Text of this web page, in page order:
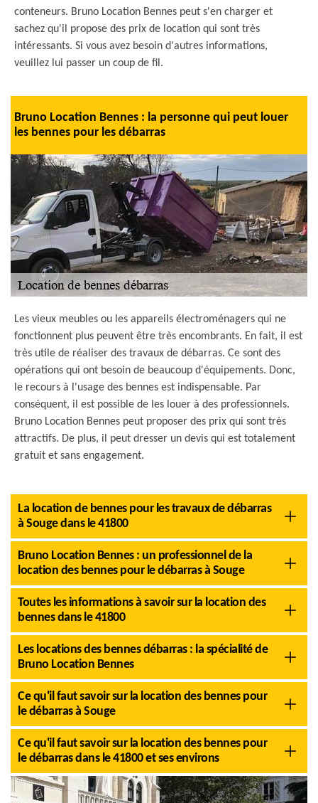
conteneurs. Bruno Location Bennes peut s'en charger et
sachez qu'il propose des prix de location qui sont très
intéressants. Si vous avez besoin d'autres informations,
veuillez lui passer un coup de fil.
Bruno Location Bennes : la personne qui peut louer
les bennes pour les débarras
Les vieux meubles ou les appareils électroménagers qui ne
fonctionnent plus peuvent être très encombrants. En fait, il est
très utile de réaliser des travaux de débarras. Ce sont des
opérations qui ont besoin de beaucoup d'équipements. Donc,
le recours à l'usage des bennes est indispensable. Par
conséquent, il est possible de les louer à des professionnels.
Bruno Location Bennes peut proposer des prix qui sont très
attractifs. De plus, il peut dresser un devis qui est totalement
gratuit et sans engagement.
La location de bennes pour les travaux de débarras
à Souge dans le 41800
Bruno Location Bennes : un professionnel de la
location des bennes pour le débarras à Souge
Toutes les informations à savoir sur la location des
bennes dans le 41800
Les locations des bennes débarras : la spécialité de
Bruno Location Bennes
Ce qu'il faut savoir sur la location des bennes pour
le débarras à Souge
Ce qu'il faut savoir sur la location des bennes pour
le débarras dans le 41800 et ses environs